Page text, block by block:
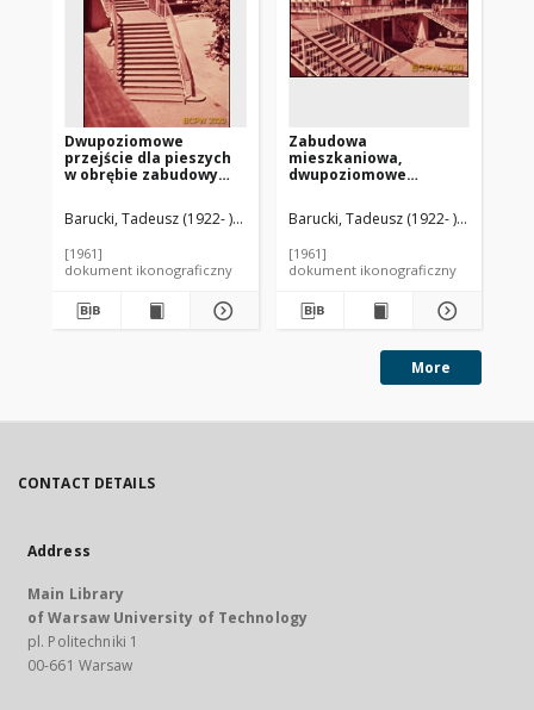
Dwupoziomowe
przejście dla pieszych
w obrębie zabudowy
fragment ze schodami,
Coventry, Anglia,
Barucki, Tadeusz (1922- ). Fotograf
[1961]
dokument ikonograficzny
Zabudowa
mieszkaniowa,
dwupoziomowe
Coventry, Anglia,
Wielka Brytania
Barucki, Tadeusz (1922- ). Fotograf
[1961]
dokument ikonograficzny
More
CONTACT DETAILS
Address
Main Library
of Warsaw University of Technology
pl. Politechniki 1
00-661 Warsaw